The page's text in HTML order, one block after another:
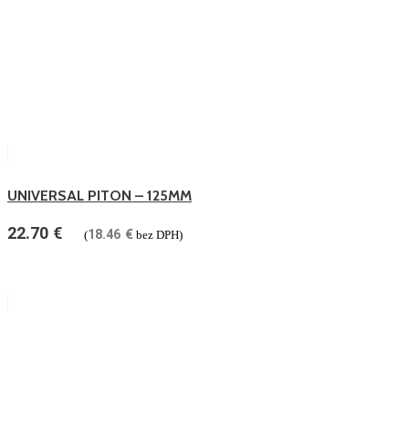
UNIVERSAL PITON – 125MM
22.70 € (18.46 € bez DPH)